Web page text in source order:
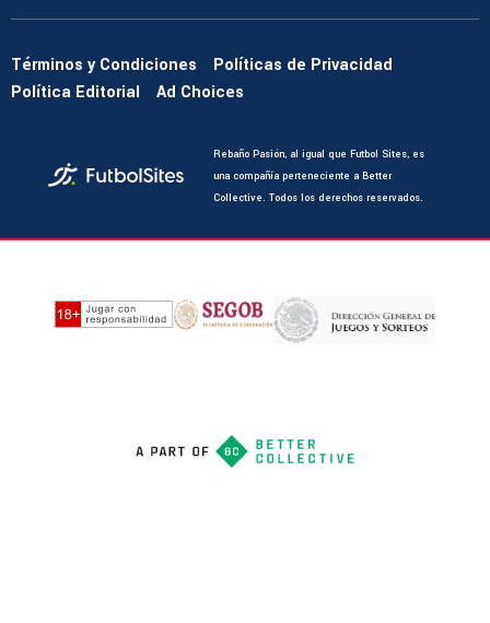
Términos y Condiciones
Políticas de Privacidad
Política Editorial
Ad Choices
Rebaño Pasión, al igual que Futbol Sites, es
una compañía perteneciente a Better
Collective. Todos los derechos reservados.